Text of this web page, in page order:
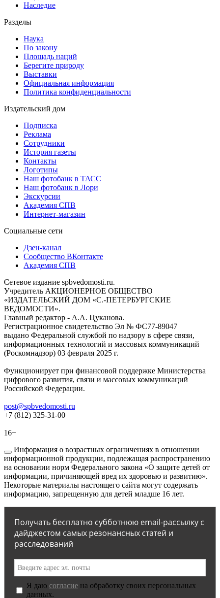
Наследие
Разделы
Наука
По закону
Площадь наций
Берегите природу
Выставки
Официальная информация
Политика конфиденциальности
Издательский дом
Подписка
Реклама
Сотрудники
История газеты
Контакты
Логотипы
Наш фотобанк в ТАСС
Наш фотобанк в Лори
Экскурсии
Академия СПВ
Интернет-магазин
Социальные сети
Дзен-канал
Сообщество ВКонтакте
Академия СПВ
Сетевое издание spbvedomosti.ru.
Учредитель АКЦИОНЕРНОЕ ОБЩЕСТВО
«ИЗДАТЕЛЬСКИЙ ДОМ «С.-ПЕТЕРБУРГСКИЕ
ВЕДОМОСТИ».
Главный редактор - А.А. Цуканова.
Регистрационное свидетельство Эл № ФС77-89047
выдано Федеральной службой по надзору в сфере связи,
информационных технологий и массовых коммуникаций
(Роскомнадзор) 03 февраля 2025 г.
Функционирует при финансовой поддержке Министерства
цифрового развития, связи и массовых коммуникаций
Российской Федерации.
post@spbvedomosti.ru
+7 (812) 325-31-00
16+
Информация о возрастных ограничениях в отношении
информационной продукции, подлежащая распространению
на основании норм Федерального закона «О защите детей от
информации, причиняющей вред их здоровью и развитию».
Некоторые материалы настоящего сайта могут содержать
информацию, запрещенную для детей младше 16 лет.
Получать бесплатно субботнюю email-рассылку с
дайджестом самых резонансных статей и
расследований
Я даю согласие на обработку своих персональных
данных.